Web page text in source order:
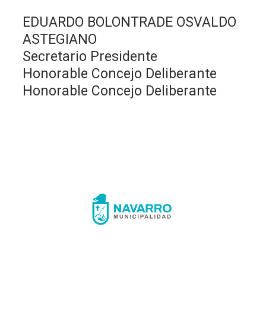
EDUARDO BOLONTRADE OSVALDO
ASTEGIANO
Secretario Presidente
Honorable Concejo Deliberante
Honorable Concejo Deliberante